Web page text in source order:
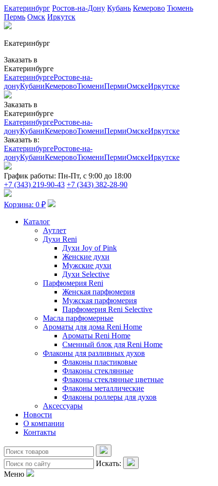
Екатеринбург Ростов-на-Дону Кубань Кемерово Тюмень
Пермь Омск Иркутск
Екатеринбург
Заказать в
Екатеринбурге
ЕкатеринбургеРостове-на-
донуКубаниКемеровоТюмениПермиОмскеИркутске
Заказать в
Екатеринбурге
ЕкатеринбургеРостове-на-
донуКубаниКемеровоТюмениПермиОмскеИркутске
Заказать в:
ЕкатеринбургеРостове-на-
донуКубаниКемеровоТюмениПермиОмскеИркутске
График работы: Пн-Пт, с 9:00 до 18:00
+7 (343) 219-90-43 +7 (343) 382-28-90
Корзина: 0 ₽
Каталог
Аутлет
Духи Reni
Духи Joy of Pink
Женские духи
Мужские духи
Духи Selective
Парфюмерия Reni
Женская парфюмерия
Мужская парфюмерия
Парфюмерия Reni Selective
Масла парфюмерные
Ароматы для дома Reni Home
Ароматы Reni Home
Сменный блок для Reni Home
Флаконы для разливных духов
Флаконы пластиковые
Флаконы стеклянные
Флаконы стеклянные цветные
Флаконы металлические
Флаконы роллеры для духов
Аксессуары
Новости
О компании
Контакты
Искать:
Меню